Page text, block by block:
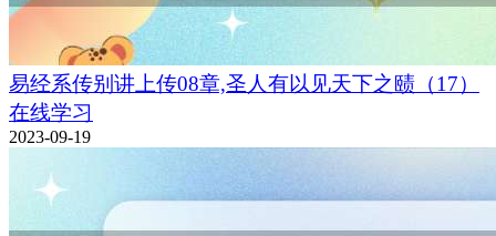
易经系传别讲上传08章,圣人有以见天下之赜（17）
在线学习
2023-09-19